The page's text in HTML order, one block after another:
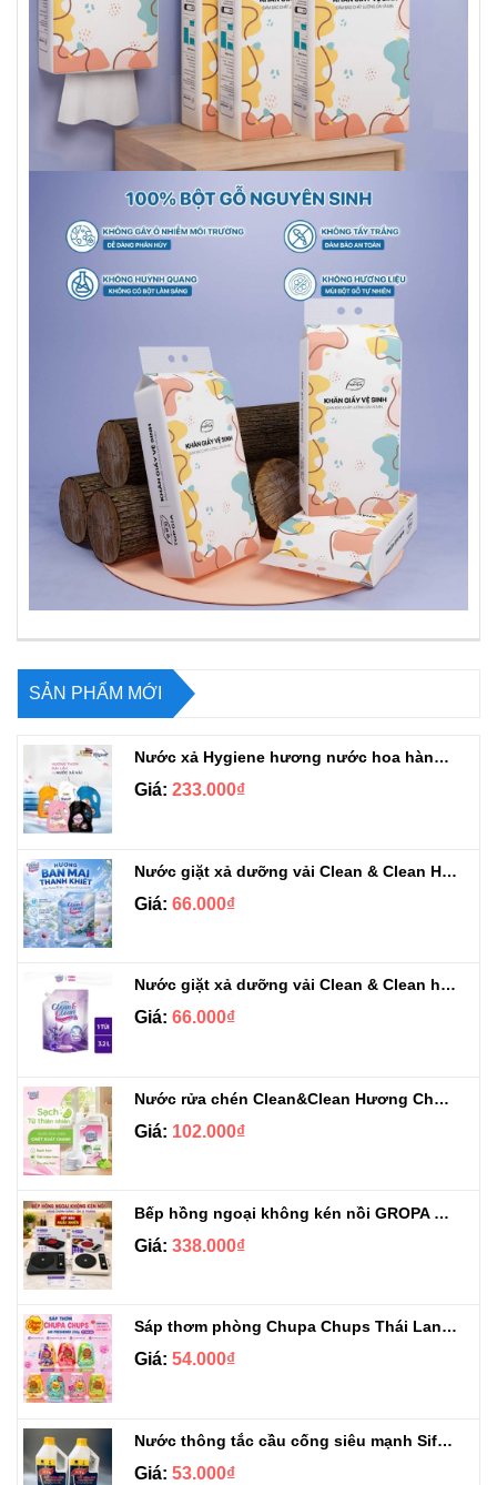
SẢN PHẨM MỚI
Nước xả Hygiene hương nước hoa hàng chuẩn Thái can 3L3
Giá: 233.000₫
Nước giặt xả dưỡng vải Clean & Clean Hương Ban Mai 3.2kg
Giá: 66.000₫
Nước giặt xả dưỡng vải Clean & Clean hương Violet 3.2kg
Giá: 66.000₫
Nước rửa chén Clean&Clean Hương Chanh Can 5L
Giá: 102.000₫
Bếp hồng ngoại không kén nồi GROPA G1-608
Giá: 338.000₫
Sáp thơm phòng Chupa Chups Thái Lan 230g
Giá: 54.000₫
Nước thông tắc cầu cống siêu mạnh Sifa 1.4kg
Giá: 53.000₫